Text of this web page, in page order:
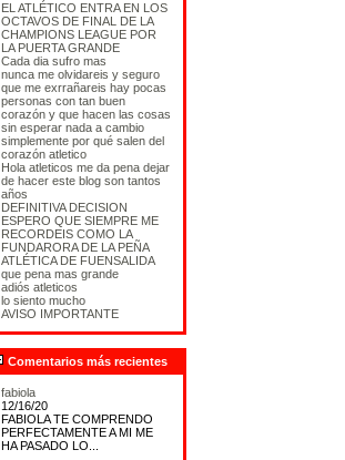
EL ATLÉTICO ENTRA EN LOS
OCTAVOS DE FINAL DE LA
CHAMPIONS LEAGUE POR
LA PUERTA GRANDE
Cada dia sufro mas
nunca me olvidareis y seguro
que me exrrañareis hay pocas
personas con tan buen
corazón y que hacen las cosas
sin esperar nada a cambio
simplemente por qué salen del
corazón atletico
Hola atleticos me da pena dejar
de hacer este blog son tantos
años
DEFINITIVA DECISION
ESPERO QUE SIEMPRE ME
RECORDEIS COMO LA
FUNDARORA DE LA PEÑA
ATLÉTICA DE FUENSALIDA
que pena mas grande
adiós atleticos
lo siento mucho
AVISO IMPORTANTE
Comentarios más recientes
fabiola
12/16/20
FABIOLA TE COMPRENDO
PERFECTAMENTE A MI ME
HA PASADO LO...